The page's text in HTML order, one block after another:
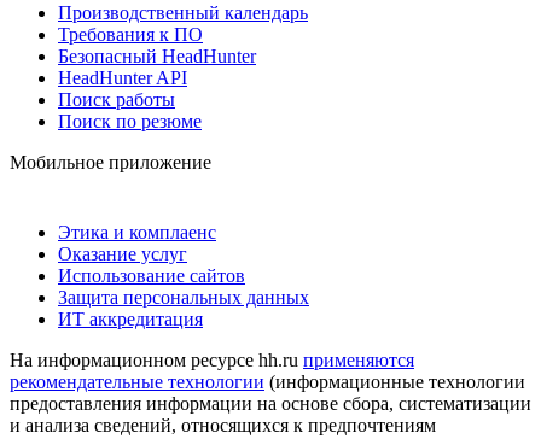
Производственный календарь
Требования к ПО
Безопасный HeadHunter
HeadHunter API
Поиск работы
Поиск по резюме
Мобильное приложение
Этика и комплаенс
Оказание услуг
Использование сайтов
Защита персональных данных
ИТ аккредитация
На информационном ресурсе hh.ru применяются
рекомендательные технологии (информационные технологии
предоставления информации на основе сбора, систематизации
и анализа сведений, относящихся к предпочтениям